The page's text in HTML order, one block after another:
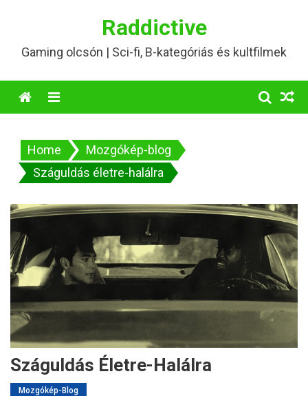
Raddictive
Gaming olcsón | Sci-fi, B-kategóriás és kultfilmek
Menu
Home
Mozgókép-blog
Száguldás életre-halálra
Száguldás Életre-Halálra
Mozgókép-Blog